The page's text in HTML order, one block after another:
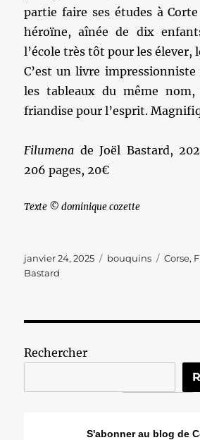
partie faire ses études à
héroïne, aînée de dix
l’école très tôt pour les élever,
C’est un livre impressionniste
les tableaux du même nom,
friandise pour l’esprit.
Filumena de Joël Bastard,
206 pages, 20€
Texte © dominique cozette
Publié
le
janvier 24, 2025 Catégories
bouquins Corse,
Bastard
Rechercher
S'abonner au blog de